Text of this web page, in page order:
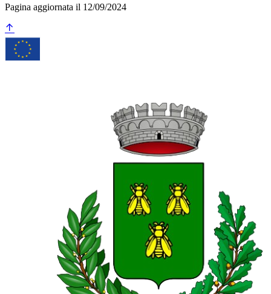
Pagina aggiornata il 12/09/2024